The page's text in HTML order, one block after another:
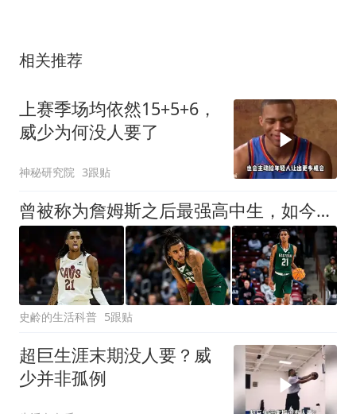
相关推荐
上赛季场均依然15+5+6，
威少为何没人要了
神秘研究院 3跟贴
曾被称为詹姆斯之后最强高中生，如今为什么连稳定轮换都算不上？
史鹷的生活科普 5跟贴
超巨生涯末期没人要？威
少并非孤例